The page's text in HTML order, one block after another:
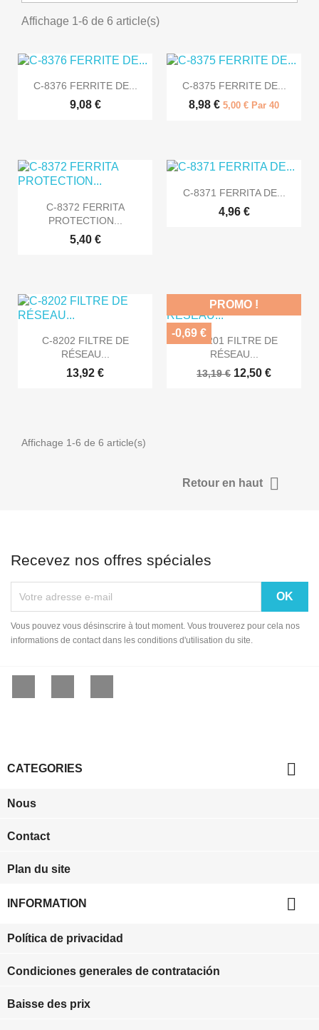
Affichage 1-6 de 6 article(s)
 Aperçu rapide
C-8376 FERRITE DE...
9,08 €
 Aperçu rapide
C-8375 FERRITE DE...
8,98 € 5,00 € Par 40
 Aperçu rapide
C-8372 FERRITA
PROTECTION...
5,40 €
 Aperçu rapide
C-8371 FERRITA DE...
4,96 €
 Aperçu rapide
C-8202 FILTRE DE
RÉSEAU...
13,92 €
 Aperçu rapide
C-8201 FILTRE DE
RÉSEAU...
13,19 € 12,50 €
PROMO !
-0,69 €
Affichage 1-6 de 6 article(s)
Retour en haut 
Recevez nos offres spéciales
Vous pouvez vous désinscrire à tout moment. Vous trouverez pour cela nos
informations de contact dans les conditions d'utilisation du site.
CATEGORIES 
Nous
Contact
Plan du site
INFORMATION 
Política de privacidad
Condiciones generales de contratación
Baisse des prix